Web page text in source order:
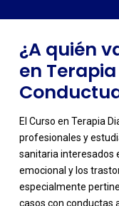
¿A quién
en
El Curso en Terapia
profesionales y
sanitaria interesados
emocional y los
especialmente
casos con conductas